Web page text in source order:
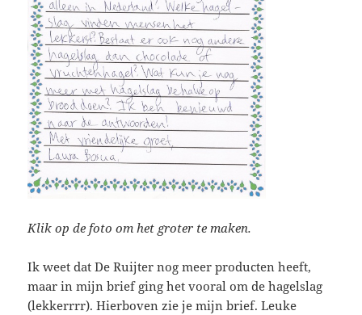
Klik op de foto om het groter te maken.
Ik weet dat De Ruijter nog meer producten heeft,
maar in mijn brief ging het vooral om de hagelslag
(lekkerrrr). Hierboven zie je mijn brief. Leuke